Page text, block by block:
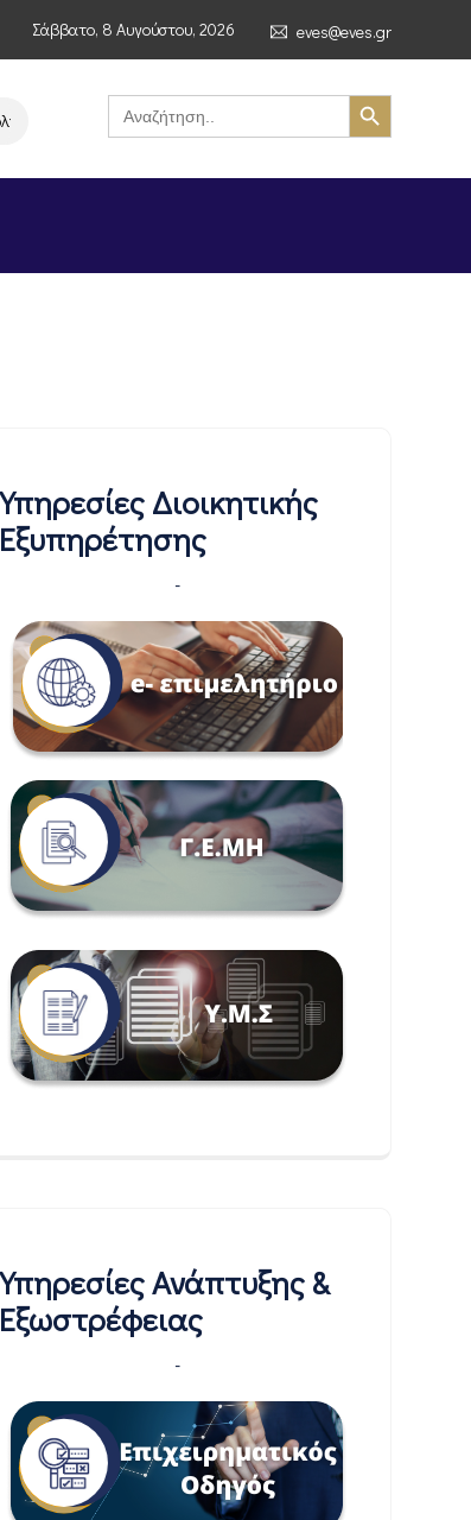
Σάββατο, 8 Αυγούστου, 2026 eves@eves.gr
της αλυσίδας σούπερ μάρκετ MERE στην Ελλάδα –
Search
for:
Search Button
Υπηρεσίες Διοικητικής
Εξυπηρέτησης
-
Υπηρεσίες Ανάπτυξης &
Εξωστρέφειας
-